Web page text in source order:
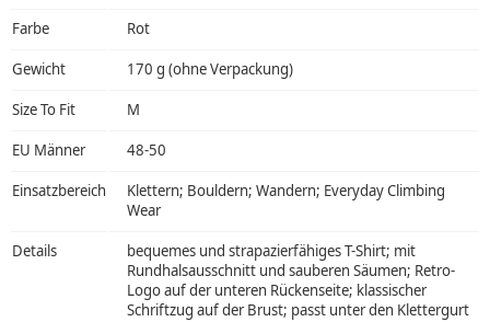
Farbe Rot
Gewicht 170 g (ohne Verpackung)
Size To Fit M
EU Männer 48-50
Einsatzbereich
Klettern; Bouldern; Wandern; Everyday Climbing
Wear
Details
bequemes und strapazierfähiges T-Shirt; mit
Rundhalsausschnitt und sauberen Säumen; Retro-
Logo auf der unteren Rückenseite; klassischer
Schriftzug auf der Brust; passt unter den Klettergurt